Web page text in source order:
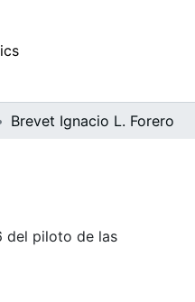
Brevet Ignacio L. Forero
del piloto de las